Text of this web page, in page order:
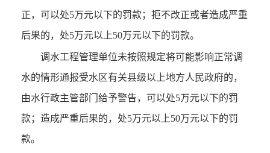
正，可以处5万元以下的罚款；拒不改正或者造成严重
后果的，处5万元以上50万元以下的罚款。
调水工程管理单位未按照规定将可能影响正常调
水的情形通报受水区有关县级以上地方人民政府的，
由水行政主管部门给予警告，可以处5万元以下的罚
款；造成严重后果的，处5万元以上50万元以下的罚
款。